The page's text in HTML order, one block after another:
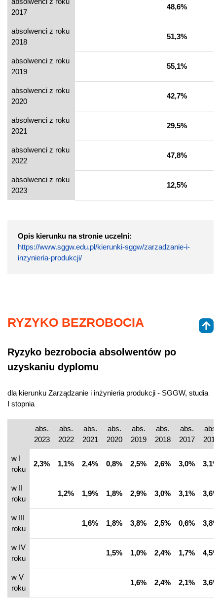
2017
48,6%
absolwenci z roku
2018
51,3%
absolwenci z roku
2019
55,1%
absolwenci z roku
2020
42,7%
absolwenci z roku
2021
29,5%
absolwenci z roku
2022
47,8%
absolwenci z roku
2023
12,5%
Opis kierunku na stronie uczelni:
https://www.sggw.edu.pl/kierunki-sggw/zarzadzanie-i-
inzynieria-produkcji/
RYZYKO BEZROBOCIA
Ryzyko bezrobocia absolwentów po
uzyskaniu dyplomu
dla kierunku Zarządzanie i inżynieria produkcji - SGGW, studia
I stopnia
abs.
2023
abs.
2022
abs.
2021
abs.
2020
abs.
2019
abs.
2018
abs.
2017
abs.
2016
w I
roku
2,3% 1,1% 2,4% 0,8% 2,5% 2,6% 3,0% 3,1%
w II
roku
1,2% 1,9% 1,8% 2,9% 3,0% 3,1% 3,6%
w III
roku
1,6% 1,8% 3,8% 2,5% 0,6% 3,8%
w IV
roku
1,5% 1,0% 2,4% 1,7% 4,5%
w V
roku
1,6% 2,4% 2,1% 3,6%